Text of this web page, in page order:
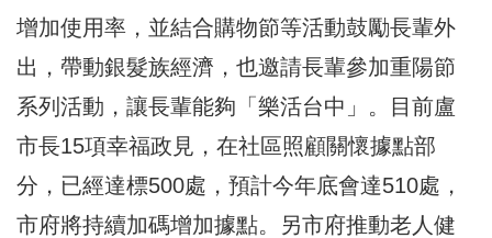
增加使用率，並結合購物節等活動鼓勵長輩外
出，帶動銀髮族經濟，也邀請長輩參加重陽節
系列活動，讓長輩能夠「樂活台中」。目前盧
市長15項幸福政見，在社區照顧關懷據點部
分，已經達標500處，預計今年底會達510處，
市府將持續加碼增加據點。另市府推動老人健